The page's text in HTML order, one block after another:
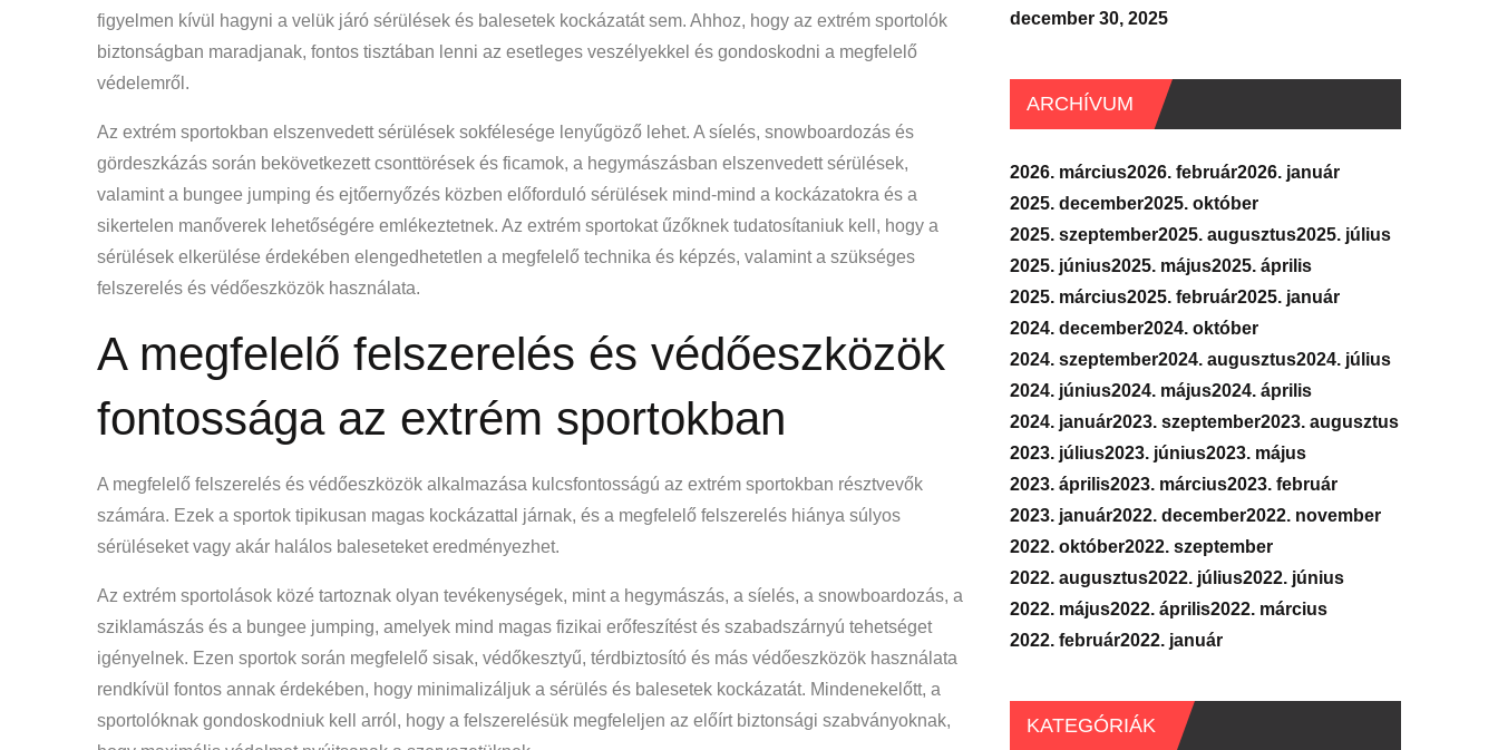
figyelmen kívül hagyni a velük járó sérülések és balesetek kockázatát sem. Ahhoz, hogy az extrém sportolók
biztonságban maradjanak, fontos tisztában lenni az esetleges veszélyekkel és gondoskodni a megfelelő
védelemről.
Az extrém sportokban elszenvedett sérülések sokfélesége lenyűgöző lehet. A síelés, snowboardozás és
gördeszkázás során bekövetkezett csonttörések és ficamok, a hegymászásban elszenvedett sérülések,
valamint a bungee jumping és ejtőernyőzés közben előforduló sérülések mind-mind a kockázatokra és a
sikertelen manőverek lehetőségére emlékeztetnek. Az extrém sportokat űzőknek tudatosítaniuk kell, hogy a
sérülések elkerülése érdekében elengedhetetlen a megfelelő technika és képzés, valamint a szükséges
felszerelés és védőeszközök használata.
A megfelelő felszerelés és védőeszközök
fontossága az extrém sportokban
A megfelelő felszerelés és védőeszközök alkalmazása kulcsfontosságú az extrém sportokban résztvevők
számára. Ezek a sportok tipikusan magas kockázattal járnak, és a megfelelő felszerelés hiánya súlyos
sérüléseket vagy akár halálos baleseteket eredményezhet.
Az extrém sportolások közé tartoznak olyan tevékenységek, mint a hegymászás, a síelés, a snowboardozás, a
sziklamászás és a bungee jumping, amelyek mind magas fizikai erőfeszítést és szabadszárnyú tehetséget
igényelnek. Ezen sportok során megfelelő sisak, védőkesztyű, térdbiztosító és más védőeszközök használata
rendkívül fontos annak érdekében, hogy minimalizáljuk a sérülés és balesetek kockázatát. Mindenekelőtt, a
sportolóknak gondoskodniuk kell arról, hogy a felszerelésük megfeleljen az előírt biztonsági szabványoknak,
december 30, 2025
ARCHÍVUM
2026. március2026. február2026. január
2025. december2025. október
2025. szeptember2025. augusztus2025. július
2025. június2025. május2025. április
2025. március2025. február2025. január
2024. december2024. október
2024. szeptember2024. augusztus2024. július
2024. június2024. május2024. április
2024. január2023. szeptember2023. augusztus
2023. július2023. június2023. május
2023. április2023. március2023. február
2023. január2022. december2022. november
2022. október2022. szeptember
2022. augusztus2022. július2022. június
2022. május2022. április2022. március
2022. február2022. január
KATEGÓRIÁK